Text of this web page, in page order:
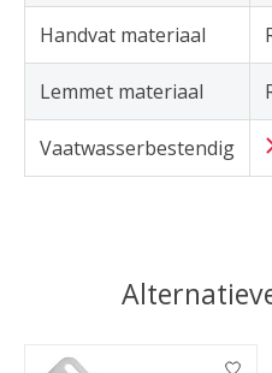
Handvat materiaal
Lemmet materiaal
Vaatwasserbestendig
Items van productcarrousel